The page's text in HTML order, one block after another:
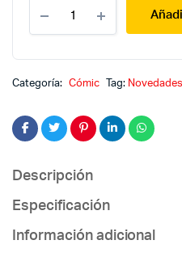
asombroso
hombre
12
Categoría: Cómic Tag: Novedades
Descripción
Especificación
Información adicional